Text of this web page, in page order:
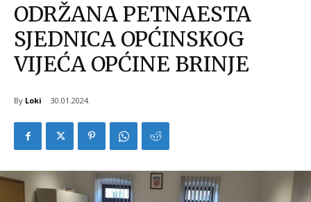
ODRŽANA PETNAESTA
SJEDNICA OPĆINSKOG
VIJEĆA OPĆINE BRINJE
By Loki 30.01.2024.